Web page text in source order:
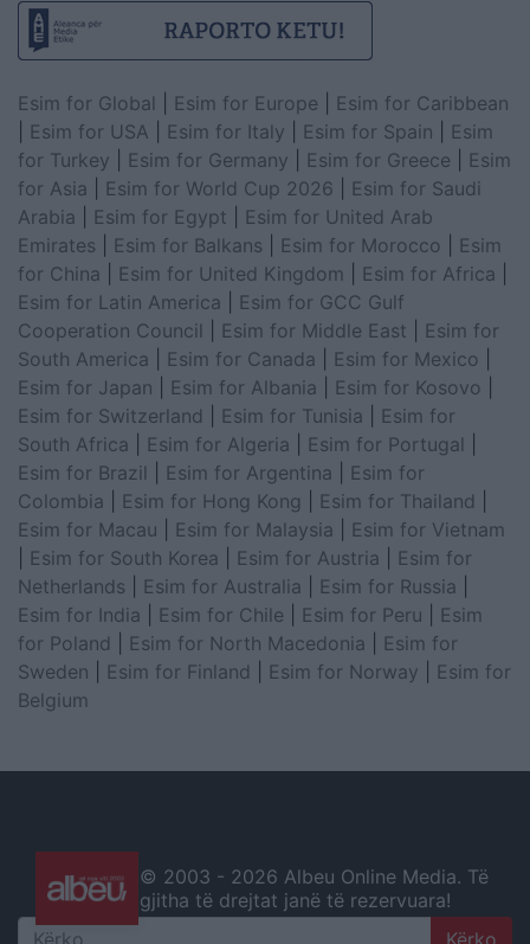
Esim for Global Esim for Europe
Esim for Caribbean
Esim for USA Esim for Italy Esim for Spain
Esim
for Turkey
Esim for Germany Esim for Greece
Esim
for Asia
Esim for World Cup 2026
Esim for Saudi
Arabia
Esim for Egypt
Esim for United Arab
Emirates
Esim for Balkans Esim for Morocco
Esim
for China
Esim for United Kingdom Esim for Africa
Esim for Latin America
Esim for GCC Gulf
Cooperation Council
Esim for Middle East
Esim for
South America
Esim for Canada Esim for Mexico
Esim for Japan
Esim for Albania Esim for Kosovo
Esim for Switzerland
Esim for Tunisia
Esim for
South Africa
Esim for Algeria Esim for Portugal
Esim for Brazil
Esim for Argentina
Esim for
Colombia
Esim for Hong Kong Esim for Thailand
Esim for Macau
Esim for Malaysia
Esim for Vietnam
Esim for South Korea Esim for Austria
Esim for
Netherlands
Esim for Australia Esim for Russia
Esim for India
Esim for Chile Esim for Peru
Esim
for Poland
Esim for North Macedonia
Esim for
Sweden
Esim for Finland Esim for Norway
Esim for
Belgium
© 2003 - 2026 Albeu Online Media. Të
gjitha të drejtat janë të rezervuara!